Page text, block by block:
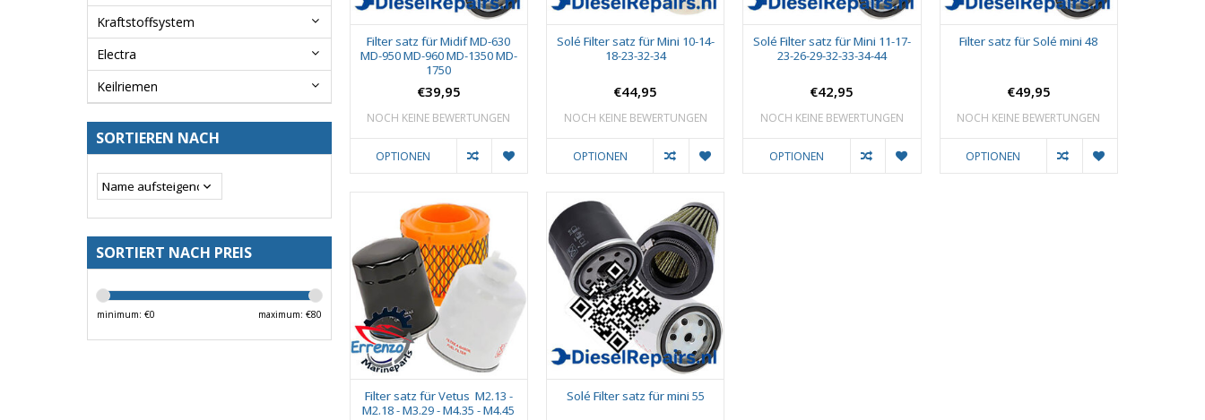
Kraftstoffsystem
Electra
Keilriemen
SORTIEREN NACH
SORTIERT NACH PREIS
minimum: €0 maximum: €80
Filter satz für Midif MD-630
MD-950 MD-960 MD-1350 MD-
1750
€39,95
NOCH KEINE BEWERTUNGEN
OPTIONEN
Solé Filter satz für Mini 10-14-
18-23-32-34
€44,95
NOCH KEINE BEWERTUNGEN
OPTIONEN
Solé Filter satz für Mini 11-17-
23-26-29-32-33-34-44
€42,95
NOCH KEINE BEWERTUNGEN
OPTIONEN
Filter satz für Solé mini 48
€49,95
NOCH KEINE BEWERTUNGEN
OPTIONEN
Filter satz für Vetus M2.13 -
M2.18 - M3.29 - M4.35 - M4.45
Solé Filter satz für mini 55